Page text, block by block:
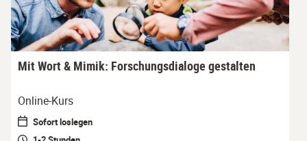
Mit Wort & Mimik: Forschungsdialoge gestalten
Online-Kurs
Sofort loslegen